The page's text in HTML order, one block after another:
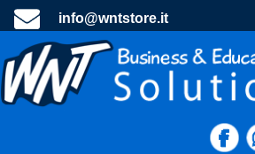
info@wntstore.it